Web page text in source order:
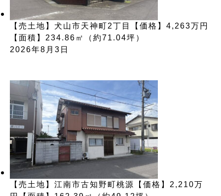
【売土地】犬山市天神町2丁目【価格】4,263万円
【面積】234.86㎡（約71.04坪）
2026年8月3日
【売土地】江南市古知野町桃源【価格】2,210万